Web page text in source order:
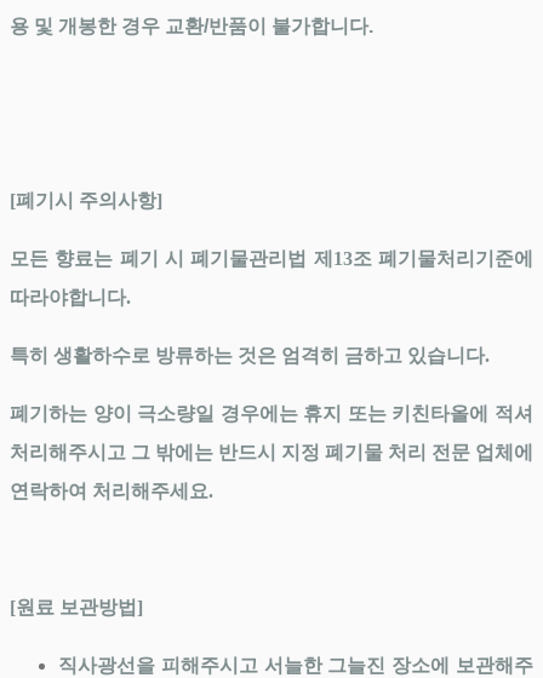
용 및 개봉한 경우 교환/반품이 불가합니다.
[폐기시 주의사항]
모든 향료는 폐기 시 폐기물관리법 제13조 폐기물처리기준에
따라야합니다.
특히 생활하수로 방류하는 것은 엄격히 금하고 있습니다.
폐기하는 양이 극소량일 경우에는 휴지 또는 키친타올에 적셔
처리해주시고 그 밖에는 반드시 지정 폐기물 처리 전문 업체에
연락하여 처리해주세요.
[원료 보관방법]
직사광선을 피해주시고 서늘한 그늘진 장소에 보관해주